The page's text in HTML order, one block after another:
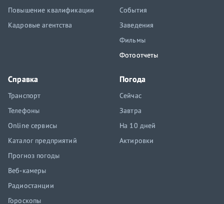
Повышение квалификации
Кадровые агентства
События
Заведения
Фильмы
Фотоотчеты
Справка
Транспорт
Телефоны
Online сервисы
Каталог предприятий
Прогноз погоды
Веб-камеры
Радиостанции
Гороскопы
Погода
Сейчас
Завтра
На 10 дней
Актировки